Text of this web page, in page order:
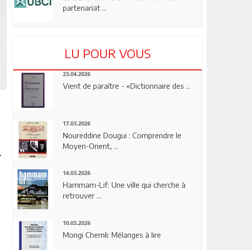
partenariat ...
LU POUR VOUS
23.04.2026
Vient de paraître - «Dictionnaire des ...
17.03.2026
Noureddine Dougui : Comprendre le
Moyen-Orient, ...
14.03.2026
Hammam-Lif: Une ville qui cherche à
retrouver ...
10.03.2026
Mongi Chemli: Mélanges à lire